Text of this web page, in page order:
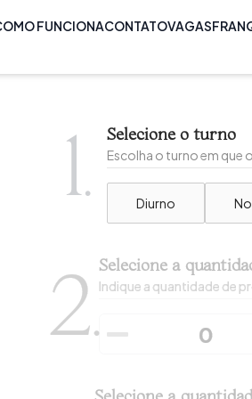
FUNCIONACONTATOVAGAS
1. Selecione o turno
Escolha o turno em que
Diurno
2.Selecione a
Indique a quantidade de